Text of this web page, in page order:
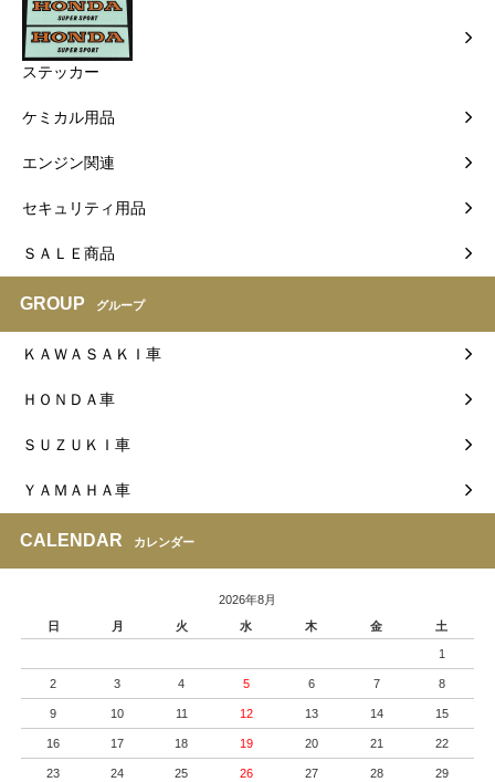
ステッカー
ケミカル用品
エンジン関連
セキュリティ用品
ＳＡＬＥ商品
GROUP グループ
ＫＡＷＡＳＡＫＩ車
ＨＯＮＤＡ車
ＳＵＺＵＫＩ車
ＹＡＭＡＨＡ車
CALENDAR カレンダー
2026年8月
日
月 火 水 木 金 土
1
2 3 4 5 6 7 8
9 10 11 12 13 14 15
16 17 18 19 20 21 22
23 24 25 26 27 28 29